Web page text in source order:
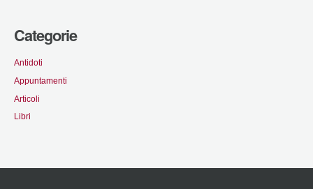
Categorie
Antidoti
Appuntamenti
Articoli
Libri